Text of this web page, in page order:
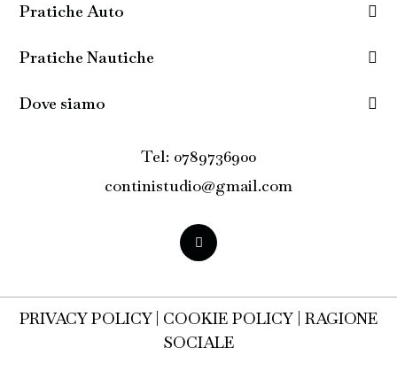
Pratiche Auto
Pratiche Nautiche
Dove siamo
Tel: 0789736900
continistudio@gmail.com
PRIVACY POLICY| COOKIE POLICY RAGIONE
SOCIALE